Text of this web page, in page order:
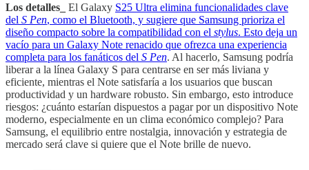
Los detalles_ El Galaxy S25 Ultra elimina funcionalidades clave
del S Pen, como el Bluetooth, y sugiere que Samsung prioriza el
diseño compacto sobre la compatibilidad con el stylus. Esto deja un
vacío para un Galaxy Note renacido que ofrezca una experiencia
completa para los fanáticos del S Pen. Al hacerlo, Samsung podría
liberar a la línea Galaxy S para centrarse en ser más liviana y
eficiente, mientras el Note satisfaría a los usuarios que buscan
productividad y un hardware robusto. Sin embargo, esto introduce
riesgos: ¿cuánto estarían dispuestos a pagar por un dispositivo Note
moderno, especialmente en un clima económico complejo? Para
Samsung, el equilibrio entre nostalgia, innovación y estrategia de
mercado será clave si quiere que el Note brille de nuevo.